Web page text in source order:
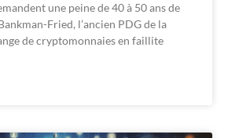
une peine de 40 à 50 ans de
Fried, l’ancien PDG de la
de cryptomonnaies en faillite